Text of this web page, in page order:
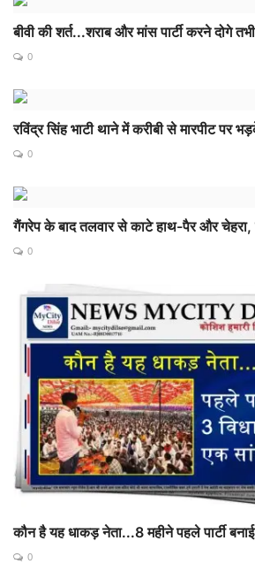
बीवी की शर्त...शराब और मांस पार्टी करने दोगे
0
रविंद्र सिंह भाटी थाने में करीबी से मारपीट पर
0
गैंगरेप के बाद तलवार से काटे हाथ-पैर और चेहरा,
0
कौन है यह धाकड़ नेता...8 महीने पहले पार्टी
0